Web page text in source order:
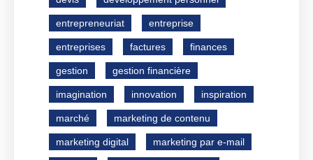
entrepreneuriat entreprise
entreprises factures finances
gestion gestion financière
imagination innovation inspiration
marché marketing de contenu
marketing digital marketing par e-mail